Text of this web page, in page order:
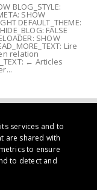
BLOG_STYLE:
SHOW
DEFAULT_THEME:
FALSE
SHOW
Lire
relation
← Articles
services and to
are shared with
to ensure
to detect and